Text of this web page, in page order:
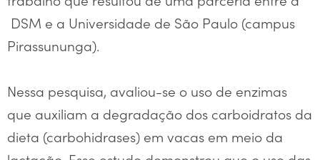
DSM e a Universidade de São Paulo (campus
Pirassununga).
Nessa pesquisa, avaliou-se o uso de enzimas
que auxiliam a degradação dos carboidratos da
dieta (carbohidrases) em vacas em meio da